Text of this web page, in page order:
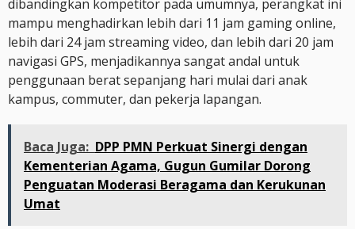
dibandingkan kompetitor pada umumnya, perangkat ini
mampu menghadirkan lebih dari 11 jam gaming online,
lebih dari 24 jam streaming video, dan lebih dari 20 jam
navigasi GPS, menjadikannya sangat andal untuk
penggunaan berat sepanjang hari mulai dari anak
kampus, commuter, dan pekerja lapangan.
Baca Juga: DPP PMN Perkuat Sinergi dengan
Kementerian Agama, Gugun Gumilar Dorong
Penguatan Moderasi Beragama dan Kerukunan
Umat